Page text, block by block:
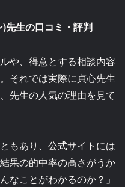
先生の口コミ・評判
や、得意とする相談内容
それでは実際に貞心先生
先生の人気の理由を見て
もあり、公式サイトには
果の的中率の高さがうか
なことがわかるのか？」